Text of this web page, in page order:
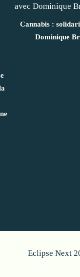
Cannabis :
Dominique
Eclipse Next